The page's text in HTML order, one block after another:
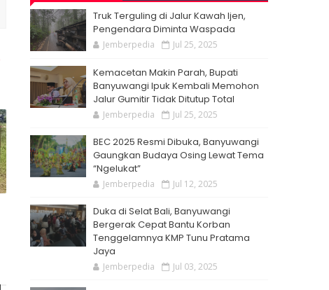
Truk Terguling di Jalur Kawah Ijen,
Pengendara Diminta Waspada
Jemberpedia Jul 25, 2025
Kemacetan Makin Parah, Bupati
Banyuwangi Ipuk Kembali Memohon
Jalur Gumitir Tidak Ditutup Total
Jemberpedia Jul 25, 2025
BEC 2025 Resmi Dibuka, Banyuwangi
Gaungkan Budaya Osing Lewat Tema
“Ngelukat”
Jemberpedia Jul 12, 2025
Duka di Selat Bali, Banyuwangi
Bergerak Cepat Bantu Korban
Tenggelamnya KMP Tunu Pratama
Jaya
Jemberpedia Jul 03, 2025